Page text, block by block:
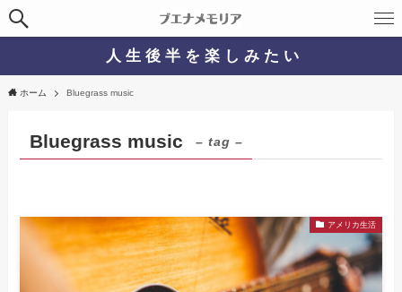
人 生 後 半 を 楽 し み た い
ホーム Bluegrass music
Bluegrass music – tag –
アメリカ生活